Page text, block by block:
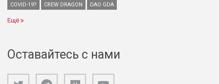
COVID-19?
CREW DRAGON DAO GDA
Ещё
Оставайтесь с нами